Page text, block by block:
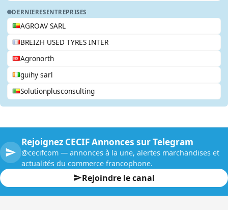
DERNIERESENTREPRISES
AGROAV SARL
BREIZH USED TYRES INTER
Agronorth
guihy sarl
Solutionplusconsulting
Rejoignez CECIF Annonces sur Telegram
@cecifcom — annonces à la une, alertes marchandises et
actualités du commerce francophone.
Rejoindre le canal